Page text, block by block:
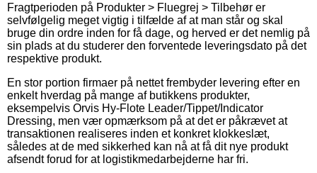
Fragtperioden på Produkter > Fluegrej > Tilbehør er
selvfølgelig meget vigtig i tilfælde af at man står og skal
bruge din ordre inden for få dage, og herved er det nemlig på
sin plads at du studerer den forventede leveringsdato på det
respektive produkt.
En stor portion firmaer på nettet frembyder levering efter en
enkelt hverdag på mange af butikkens produkter,
eksempelvis Orvis Hy-Flote Leader/Tippet/Indicator
Dressing, men vær opmærksom på at det er påkrævet at
transaktionen realiseres inden et konkret klokkeslæt,
således at de med sikkerhed kan nå at få dit nye produkt
afsendt forud for at logistikmedarbejderne har fri.